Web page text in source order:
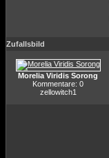
Zufallsbild
Morelia Viridis Sorong
Kommentare: 0
zellowitch1